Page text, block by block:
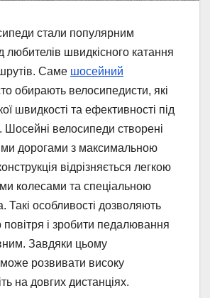
стали популярним
швидкісного катання
Саме шосейний
обирають велосипедисти, які
швидкості та ефективності під
Шосейні велосипеди створені
дорогами з максимальною
відрізняється легкою
колесами та спеціальною
особливості дозволяють
і зробити педалювання
Завдяки цьому
розвивати високу
на довгих дистанціях.